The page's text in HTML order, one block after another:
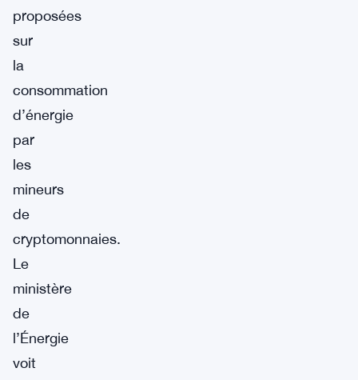
proposées
sur
la
consommation
d’énergie
par
les
mineurs
de
cryptomonnaies.
Le
ministère
de
l’Énergie
voit